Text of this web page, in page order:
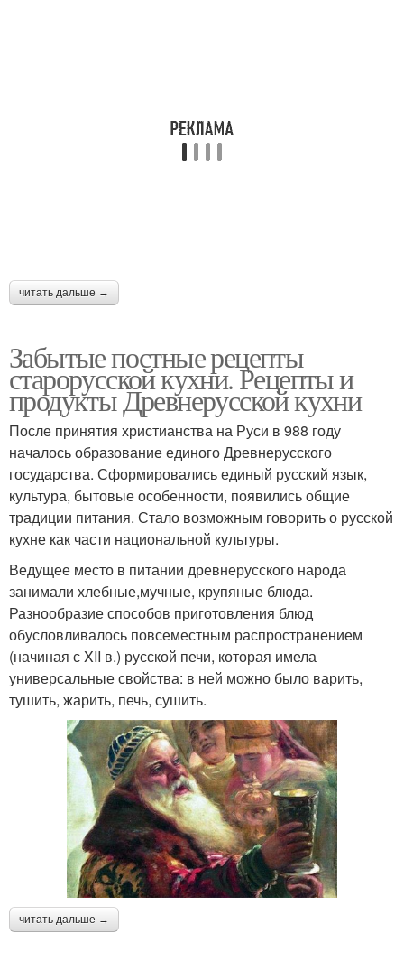
читать дальше →
Забытые постные рецепты
старорусской кухни. Рецепты и
продукты Древнерусской кухни
После принятия христианства на Руси в 988 году
началось образование единого Древнерусского
государства. Сформировались единый русский язык,
культура, бытовые особенности, появились общие
традиции питания. Стало возможным говорить о русской
кухне как части национальной культуры.
Ведущее место в питании древнерусского народа
занимали хлебные,мучные, крупяные блюда.
Разнообразие способов приготовления блюд
обусловливалось повсеместным распространением
(начиная с XII в.) русской печи, которая имела
универсальные свойства: в ней можно было варить,
тушить, жарить, печь, сушить.
читать дальше →